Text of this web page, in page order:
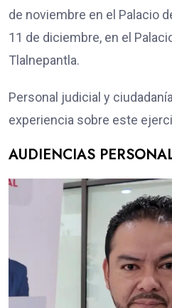
de noviembre en el Palacio
11 de diciembre, en el
Tlalnepantla.
Personal judicial y
experiencia sobre este
AUDIENCIAS